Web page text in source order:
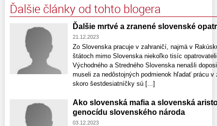
Ďalšie články od tohto blogera
Ďalšie mrtvé a zranené slovenské
21.12.2023
Zo Slovenska pracuje v zahraničí, najmä v
štátoch mimo Slovenska niekoľko tisíc
Východného a Stredného Slovenska nenašli
museli za nedôstojných podmienok hľadať prácu
skoro šestdesiatníčky sú [...]
Ako slovenská mafia a slovenská
genocídu slovenského národa
03.12.2023